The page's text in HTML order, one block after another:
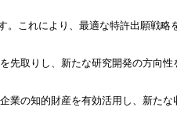
これにより、最適な特許出願戦略
取りし、新たな研究開発の方向性
の知的財産を有効活用し、新たな